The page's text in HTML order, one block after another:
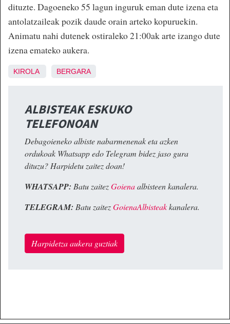
dituzte. Dagoeneko 55 lagun inguruk eman dute izena eta
antolatzaileak pozik daude orain arteko kopuruekin.
Animatu nahi dutenek ostiraleko 21:00ak arte izango dute
izena emateko aukera.
KIROLA BERGARA
ALBISTEAK ESKUKO
TELEFONOAN
Debagoieneko albiste nabarmenenak eta azken
ordukoak Whatsapp edo Telegram bidez jaso gura
dituzu? Harpidetu zaitez doan!
WHATSAPP: Batu zaitezGoienaalbisteen kanalera.
TELEGRAM: Batu zaitezGoienaAlbisteakkanalera.
Harpidetza aukera guztiak